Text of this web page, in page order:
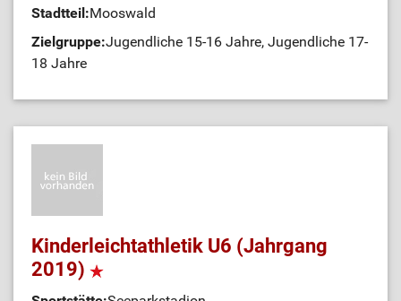
Stadtteil:Mooswald
Zielgruppe:Jugendliche 15-16 Jahre, Jugendliche 17-
18 Jahre
Kinderleichtathletik U6 (Jahrgang
2019)